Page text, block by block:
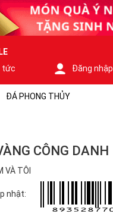
tức
Đăng nhập
ĐÁ PHONG THỦY
CÔNG DANH
VÀ TÔI
nhật: